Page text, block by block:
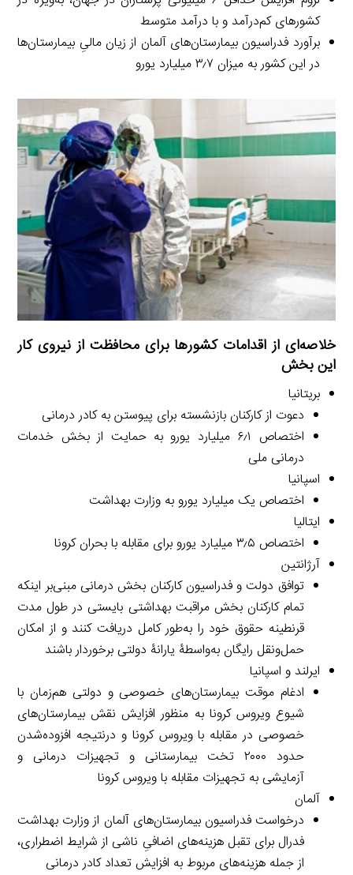
کشورهای کم‌درآمد و با درآمد متوسط
برآورد فدراسیون بیمارستان‌های آلمان از زیان مالیِ بیمارستان‌ها
در این کشور به میزان ۳٫۷ میلیارد یورو
خلاصه‌ای از اقدامات کشورها برای محافظت از نیروی کار
این بخش
بریتانیا
دعوت از کارکنان بازنشسته برای پیوستن به کادر درمانی
اختصاص ۶٫۱ میلیارد یورو به حمایت از بخش خدمات
درمانی ملی
اسپانیا
اختصاص یک میلیارد یورو به وزارت بهداشت
ایتالیا
اختصاص ۳٫۵ میلیارد یورو برای مقابله با بحران کرونا
آرژانتین
توافق دولت و فدراسیون کارکنان بخش درمانی مبنی‌بر اینکه
تمام کارکنان بخش مراقبت بهداشتی بایستی در طول مدت
قرنطینه حقوق خود را به‌طور کامل دریافت کنند و از امکان
حمل‌ونقل رایگان به‌واسطۀ یارانۀ دولتی برخوردار باشند
ایرلند و اسپانیا
ادغام موقت بیمارستان‌های خصوصی و دولتی هم‌زمان با
شیوع ویروس کرونا به منظور افزایش نقش بیمارستان‌های
خصوصی در مقابله با ویروس کرونا و درنتیجه افزوده‌شدن
حدود ۲۰۰۰ تخت بیمارستانی و تجهیزات درمانی و
آزمایشی به تجهیزات مقابله با ویروس کرونا
آلمان
درخواست فدراسیون بیمارستان‌های آلمان از وزارت بهداشت
فدرال برای تقبل هزینه‌های اضافیِ ناشی از شرایط اضطراری،
از جمله هزینه‌های مربوط به افزایش تعداد کادر درمانی